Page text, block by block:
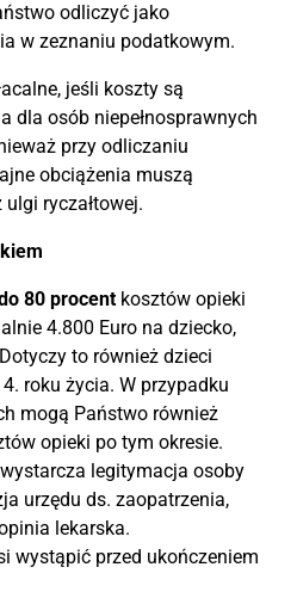
odliczyć jako
w zeznaniu podatkowym.
jeśli koszty są
dla osób niepełnosprawnych
przy odliczaniu
obciążenia muszą
ryczałtowej.
80 procentkosztów opieki
4.800 Euro na dziecko,
to również dzieci
roku życia. W przypadku
mogą Państwo również
opieki po tym okresie.
legitymacja osoby
urzędu ds. zaopatrzenia,
lekarska.
wystąpić przed ukończeniem